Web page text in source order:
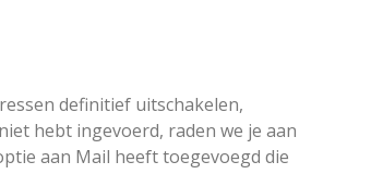
definitief uitschakelen,
hebt ingevoerd, raden we je aan
aan Mail heeft toegevoegd die